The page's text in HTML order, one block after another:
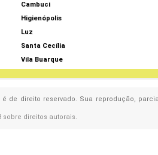
Cambuci
Higienópolis
Luz
Santa Cecília
Vila Buarque
é de direito reservado. Sua reprodução,
sobre direitos autorais.